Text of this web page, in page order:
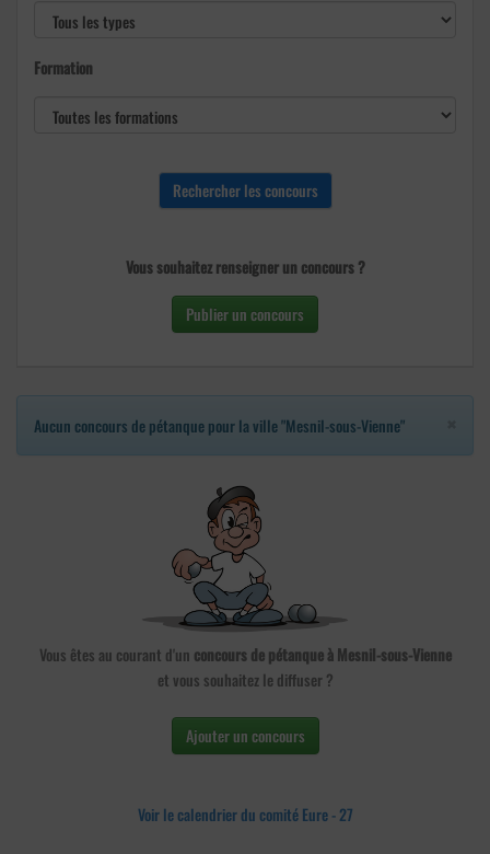
Formation
Vous souhaitez renseigner un concours ?
Publier un concours
Aucun concours de pétanque pour la ville "Mesnil-sous-Vienne"
Vous êtes au courant d'un concours de pétanque à Mesnil-sous-Vienne
et vous souhaitez le diffuser ?
Ajouter un concours
Voir le calendrier du comité Eure - 27